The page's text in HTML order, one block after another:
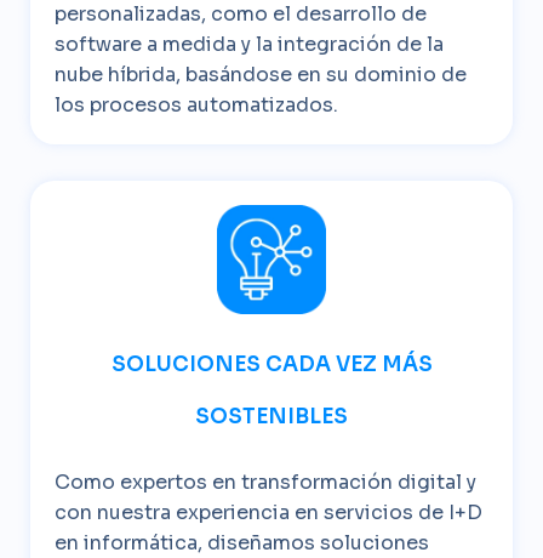
personalizadas, como el desarrollo de
software a medida y la integración de la
nube híbrida, basándose en su dominio de
los procesos automatizados.
SOLUCIONES CADA VEZ MÁS
SOSTENIBLES
Como expertos en transformación digital y
con nuestra experiencia en servicios de I+D
en informática, diseñamos soluciones